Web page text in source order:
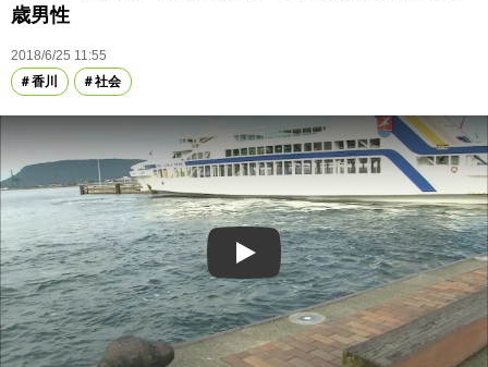
歳男性
2018/6/25 11:55
香川
社会
Play